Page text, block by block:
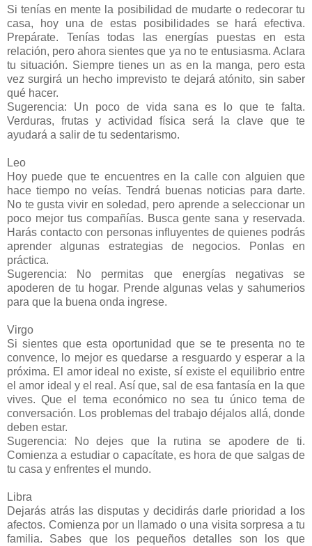
Si tenías en mente la posibilidad de mudarte o redecorar tu
casa, hoy una de estas posibilidades se hará efectiva.
Prepárate. Tenías todas las energías puestas en esta
relación, pero ahora sientes que ya no te entusiasma. Aclara
tu situación. Siempre tienes un as en la manga, pero esta
vez surgirá un hecho imprevisto te dejará atónito, sin saber
qué hacer.
Sugerencia: Un poco de vida sana es lo que te falta.
Verduras, frutas y actividad física será la clave que te
ayudará a salir de tu sedentarismo.
Leo
Hoy puede que te encuentres en la calle con alguien que
hace tiempo no veías. Tendrá buenas noticias para darte.
No te gusta vivir en soledad, pero aprende a seleccionar un
poco mejor tus compañías. Busca gente sana y reservada.
Harás contacto con personas influyentes de quienes podrás
aprender algunas estrategias de negocios. Ponlas en
práctica.
Sugerencia: No permitas que energías negativas se
apoderen de tu hogar. Prende algunas velas y sahumerios
para que la buena onda ingrese.
Virgo
Si sientes que esta oportunidad que se te presenta no te
convence, lo mejor es quedarse a resguardo y esperar a la
próxima. El amor ideal no existe, sí existe el equilibrio entre
el amor ideal y el real. Así que, sal de esa fantasía en la que
vives. Que el tema económico no sea tu único tema de
conversación. Los problemas del trabajo déjalos allá, donde
deben estar.
Sugerencia: No dejes que la rutina se apodere de ti.
Comienza a estudiar o capacítate, es hora de que salgas de
tu casa y enfrentes el mundo.
Libra
Dejarás atrás las disputas y decidirás darle prioridad a los
afectos. Comienza por un llamado o una visita sorpresa a tu
familia. Sabes que los pequeños detalles son los que